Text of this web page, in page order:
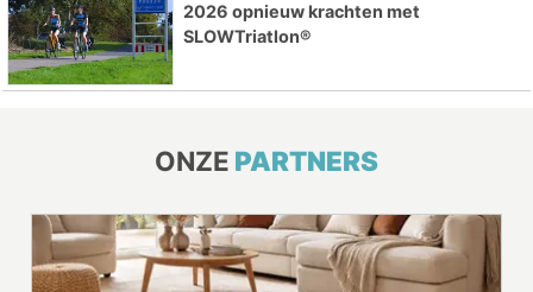
2026 opnieuw krachten met
SLOWTriatlon®
ONZE PARTNERS